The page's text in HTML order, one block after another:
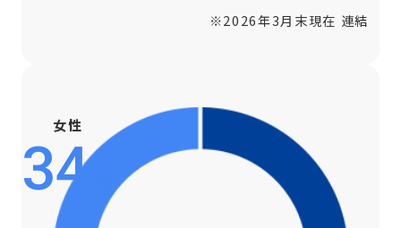
※2026年3月末現在 連結
女性
34